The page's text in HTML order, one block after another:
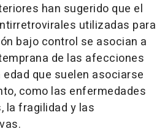
han sugerido que el
utilizadas para
bajo control se asocian a
de las afecciones
que suelen asociarse
como las enfermedades
la fragilidad y las